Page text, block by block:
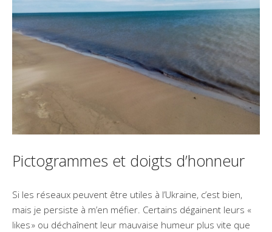
Pictogrammes et doigts d’honneur
Si les réseaux peuvent être utiles à l’Ukraine, c’est bien,
mais je persiste à m’en méfier. Certains dégainent leurs «
likes » ou déchaînent leur mauvaise humeur plus vite que